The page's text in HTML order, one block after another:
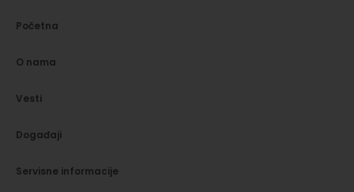
Početna
O nama
Vesti
Događaji
Servisne informacije